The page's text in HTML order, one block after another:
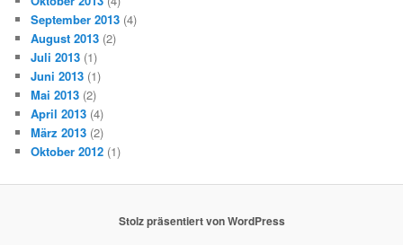
September 2013 (4)
August 2013 (2)
Juli 2013 (1)
Juni 2013 (1)
Mai 2013 (2)
April 2013 (4)
März 2013 (2)
Oktober 2012 (1)
Stolz präsentiert von WordPress